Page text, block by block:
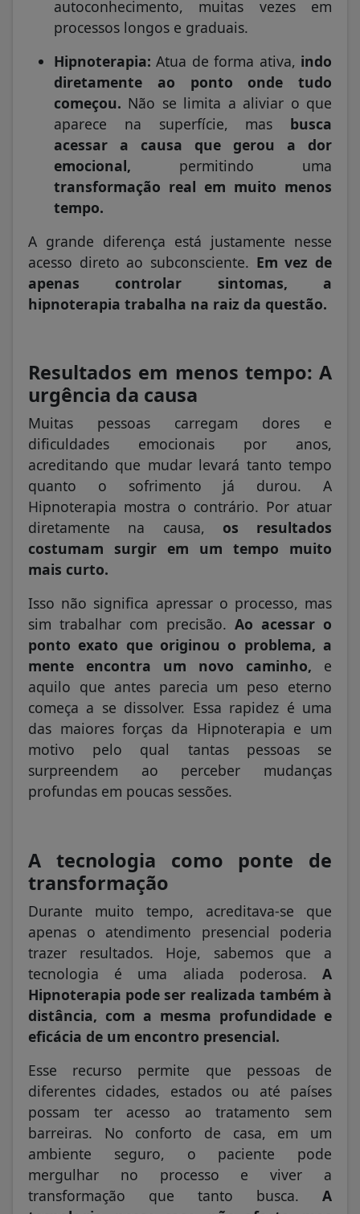
autoconhecimento, muitas vezes em
processos longos e graduais.
Hipnoterapia: Atua de forma ativa, indo
diretamente ao ponto onde tudo
começou. Não se limita a aliviar o que
aparece na superfície, mas busca
acessar a causa que gerou a dor
emocional, permitindo uma
transformação real em muito menos
tempo.
A grande diferença está justamente nesse
acesso direto ao subconsciente. Em vez de
apenas controlar sintomas, a
hipnoterapia trabalha na raiz da questão.
Resultados em menos tempo: A
urgência da causa
Muitas pessoas carregam dores e
dificuldades emocionais por anos,
acreditando que mudar levará tanto tempo
quanto o sofrimento já durou. A
Hipnoterapia mostra o contrário. Por atuar
diretamente na causa, os resultados
costumam surgir em um tempo muito
mais curto.
Isso não significa apressar o processo, mas
sim trabalhar com precisão. Ao acessar o
ponto exato que originou o problema, a
mente encontra um novo caminho, e
aquilo que antes parecia um peso eterno
começa a se dissolver. Essa rapidez é uma
das maiores forças da Hipnoterapia e um
motivo pelo qual tantas pessoas se
surpreendem ao perceber mudanças
profundas em poucas sessões.
A tecnologia como ponte de
transformação
Durante muito tempo, acreditava-se que
apenas o atendimento presencial poderia
trazer resultados. Hoje, sabemos que a
tecnologia é uma aliada poderosa. A
Hipnoterapia pode ser realizada também à
distância, com a mesma profundidade e
eficácia de um encontro presencial.
Esse recurso permite que pessoas de
diferentes cidades, estados ou até países
possam ter acesso ao tratamento sem
barreiras. No conforto de casa, em um
ambiente seguro, o paciente pode
mergulhar no processo e viver a
transformação que tanto busca. A